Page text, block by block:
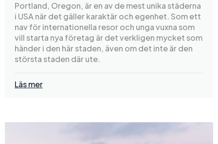
Portland, Oregon, är en av de mest unika städerna
i USA när det gäller karaktär och egenhet. Som ett
nav för internationella resor och unga vuxna som
vill starta nya företag är det verkligen mycket som
händer i den här staden, även om det inte är den
största staden där ute.
Läs mer